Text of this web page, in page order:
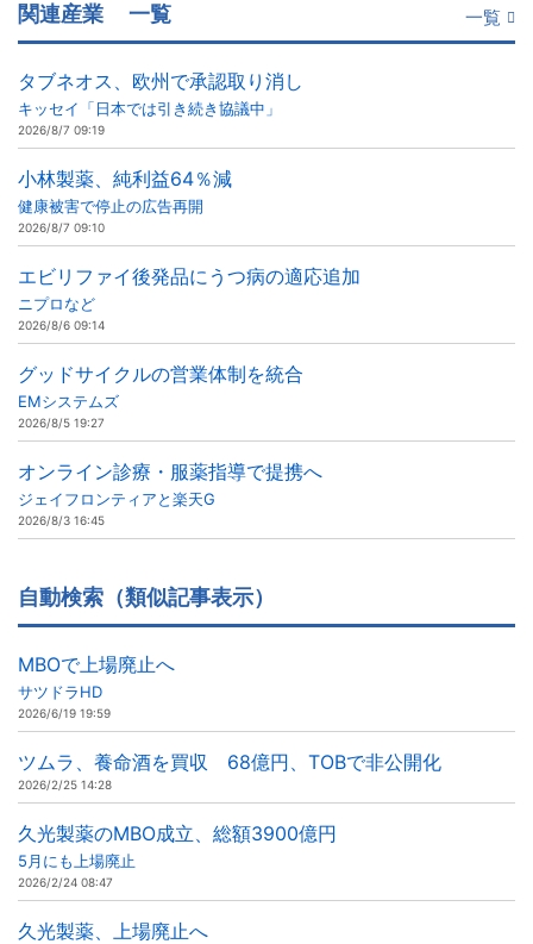
関連産業 一覧 一覧
タブネオス、欧州で承認取り消し
キッセイ「日本では引き続き協議中」
2026/8/7 09:19
小林製薬、純利益64％減
健康被害で停止の広告再開
2026/8/7 09:10
エビリファイ後発品にうつ病の適応追加
ニプロなど
2026/8/6 09:14
グッドサイクルの営業体制を統合
EMシステムズ
2026/8/5 19:27
オンライン診療・服薬指導で提携へ
ジェイフロンティアと楽天G
2026/8/3 16:45
自動検索（類似記事表示）
MBOで上場廃止へ
サツドラHD
2026/6/19 19:59
ツムラ、養命酒を買収 68億円、TOBで非公開化
2026/2/25 14:28
久光製薬のMBO成立、総額3900億円
5月にも上場廃止
2026/2/24 08:47
久光製薬、上場廃止へ